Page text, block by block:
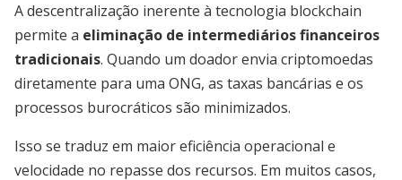
A descentralização inerente à tecnologia blockchain
permite a eliminação de intermediários financeiros
tradicionais. Quando um doador envia criptomoedas
diretamente para uma ONG, as taxas bancárias e os
processos burocráticos são minimizados.
Isso se traduz em maior eficiência operacional e
velocidade no repasse dos recursos. Em muitos casos,